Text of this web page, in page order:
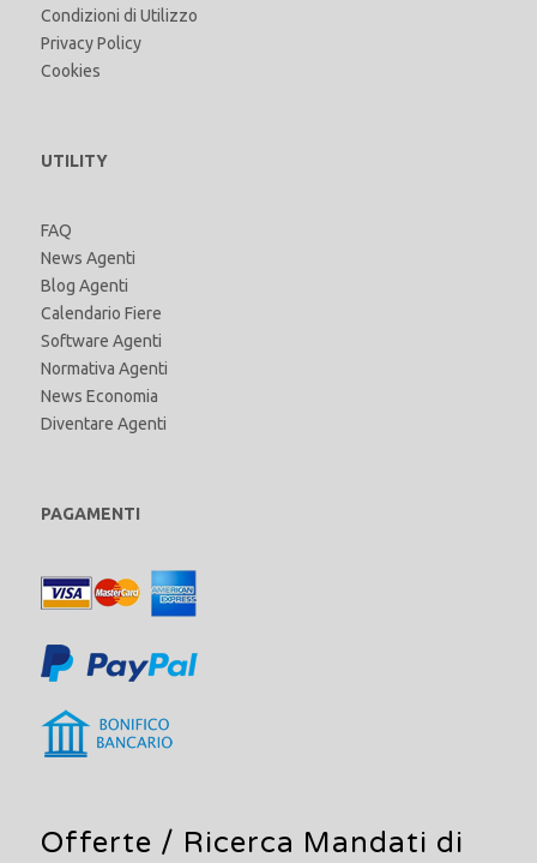
Condizioni di Utilizzo
Privacy Policy
Cookies
UTILITY
FAQ
News Agenti
Blog Agenti
Calendario Fiere
Software Agenti
Normativa Agenti
News Economia
Diventare Agenti
PAGAMENTI
Offerte / Ricerca Mandati di